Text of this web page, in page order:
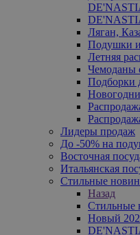
Ляган,
Подушки и
Летняя
Чемоданы
Подборки
Лидеры продаж
До -50% на
Восточная
Итальянская
Стильные
Назад
Стильные
Новый